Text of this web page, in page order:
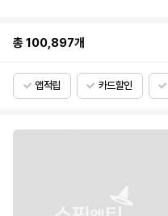
총100,897개
앱적립 카드할인